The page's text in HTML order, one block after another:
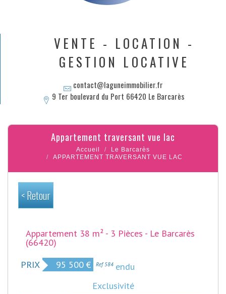
VENTE - LOCATION -
GESTION LOCATIVE
contact@laguneimmobilier.fr
9 Ter boulevard du Port 66420 Le Barcarès
appartement traversant vue lac
Accueil
Le Barcarès
APPARTEMENT TRAVERSANT VUE LAC
< Retour
Appartement 38 m² - 3 Pièces - Le Barcarès
(66420)
PRIX
95 500 € Ref 584
Bien vendu
Exclusivité